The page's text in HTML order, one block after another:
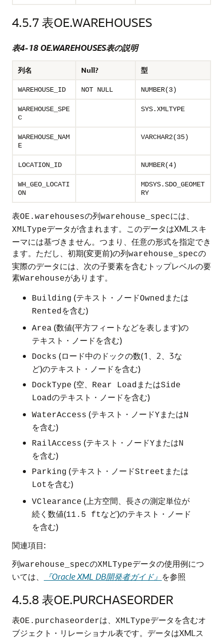
4.5.7表OE.WAREHOUSES
表4-18 OE.WAREHOUSES表の説明
列名 Null? 型
WAREHOUSE_ID NOT NULL NUMBER(3)
WAREHOUSE_SPE
C
SYS.XMLTYPE
WAREHOUSE_NAM
E
VARCHAR2(35)
LOCATION_ID NUMBER(4)
WH_GEO_LOCATI
ON
MDSYS.SDO_GEOMET
RY
表OE.warehousesの列warehouse_specには、
XMLTypeデータが含まれます。このデータはXMLスキ
ーマには基づきません。つまり、任意の形式を指定でき
ます。ただし、初期(変更前)の列warehouse_specの
実際のデータには、次の子要素を含むトップレベルの要
素Warehouseがあります。
Building (テキスト・ノードOwned または
Rentedを含む)
Area (数値(平方フィートなどを表します)の
テキスト・ノードを含む)
Docks (ロード中のドックの数(1、2、3な
ど)のテキスト・ノードを含む)
DockType (空、 Rear Load またはSide
Loadのテキスト・ノードを含む)
WaterAccess (テキスト・ノードY またはN
を含む)
RailAccess (テキスト・ノードY またはN
を含む)
Parking (テキスト・ノードStreet または
Lot を含む)
VClearance (上方空間、長さの測定単位が
続く数値(11.5 ftなど)のテキスト・ノード
を含む)
関連項目:
列warehouse_specのXMLTypeデータの使用例につ
いては、
『Oracle XML DB開発者ガイド』 を参照
4.5.8表OE.PURCHASEORDER
表OE.purchaseorderは、 XMLTypeデータを含むオ
ブジェクト・リレーショナル表です。データはXMLス